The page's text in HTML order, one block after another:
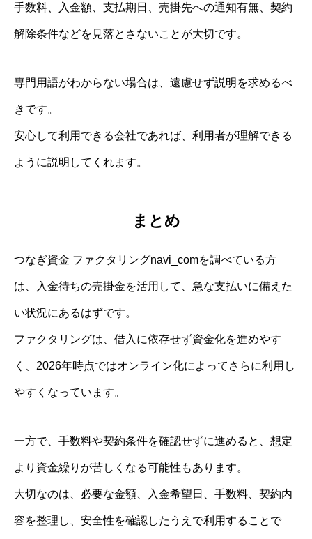
手数料、入金額、支払期日、売掛先への通知有無、契約
解除条件などを見落とさないことが大切です。
専門用語がわからない場合は、遠慮せず説明を求めるべ
きです。
安心して利用できる会社であれば、利用者が理解できる
ように説明してくれます。
まとめ
つなぎ資金 ファクタリングnavi_comを調べている方
は、入金待ちの売掛金を活用して、急な支払いに備えた
い状況にあるはずです。
ファクタリングは、借入に依存せず資金化を進めやす
く、2026年時点ではオンライン化によってさらに利用し
やすくなっています。
一方で、手数料や契約条件を確認せずに進めると、想定
より資金繰りが苦しくなる可能性もあります。
大切なのは、必要な金額、入金希望日、手数料、契約内
容を整理し、安全性を確認したうえで利用することで